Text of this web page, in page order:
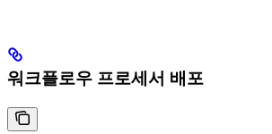
워크플로우 프로세서 배포